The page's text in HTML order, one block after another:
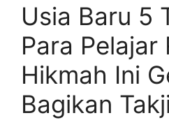
Usia Baru 5
Para Pelajar
Hikmah Ini
Bagikan